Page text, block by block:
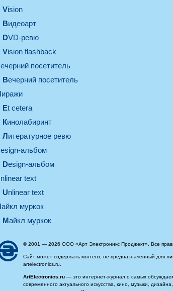
vision
видеоарт
DVD-ревю
Vision flashback
вечерний посетитель
вечерний посетитель
миражи
et cetera
кинолабиринт
литературное ревю
design-альбом
design-альбом
unlinear text
Unlinear text
майкл муркок
майкл муркок
© 2001 — 2026 ООО «Арт Электроникс Проджект». Все
Сайт может содержать контент, не предназначенный для
artelectronics.ru.
ArtElectronics.ru — это интернет-журнал о самых
современного актуального искусства, кино, музыки,